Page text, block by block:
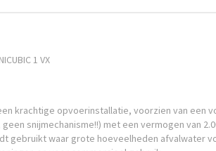
1 VX
een krachtige opvoerinstallatie, voorzien van een
snijmechanisme!!) met een vermogen van
gebruikt waar grote hoeveelheden afvalwater